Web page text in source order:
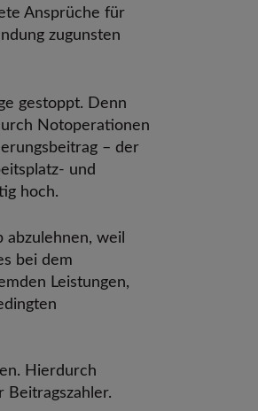
Ansprüche für
zugunsten
gestoppt. Denn
Notoperationen
– der
und
hoch.
weil
bei dem
Leistungen,
Hierdurch
Beitragszahler.